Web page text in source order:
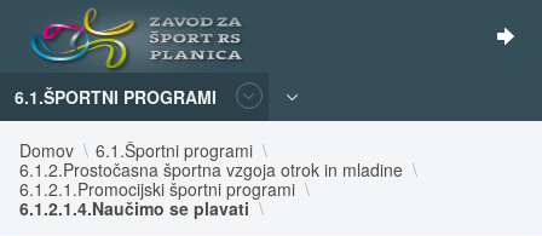
6.1.ŠPORTNI PROGRAMI
Domov
6.1.Športni programi
6.1.2.Prostočasna športna vzgoja otrok in mladine
6.1.2.1.Promocijski športni programi
6.1.2.1.4.Naučimo se plavati